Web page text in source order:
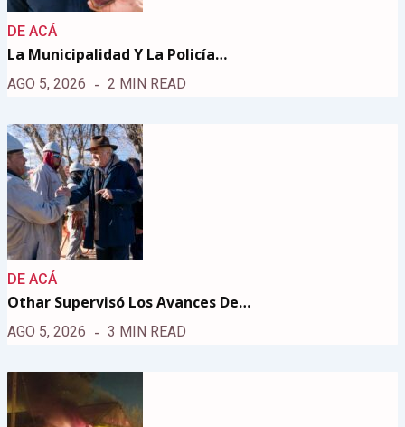
DE ACÁ
La Municipalidad Y La Policía…
AGO 5, 2026 2 MIN READ
DE ACÁ
Othar Supervisó Los Avances De…
AGO 5, 2026 3 MIN READ